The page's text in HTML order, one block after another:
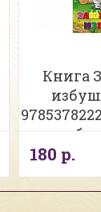
Книга
180 р.